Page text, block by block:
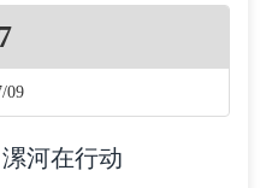
09
河在行动